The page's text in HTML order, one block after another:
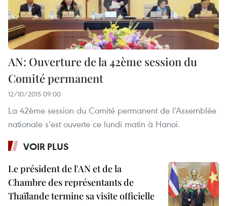
AN: Ouverture de la 42ème session du
Comité permanent
12/10/2015 09:00
La 42ème session du Comité permanent de l’Assemblée
nationale s’est ouverte ce lundi matin à Hanoi.
VOIR PLUS
Le président de l'AN et de la
Chambre des représentants de
Thaïlande termine sa visite officielle